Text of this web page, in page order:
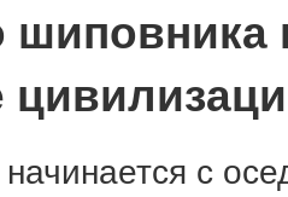
шиповника
с